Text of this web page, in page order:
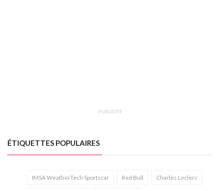
PUBLICITÉ
ÉTIQUETTES POPULAIRES
IMSA WeatherTech Sportscar Red Bull Charles Leclerc